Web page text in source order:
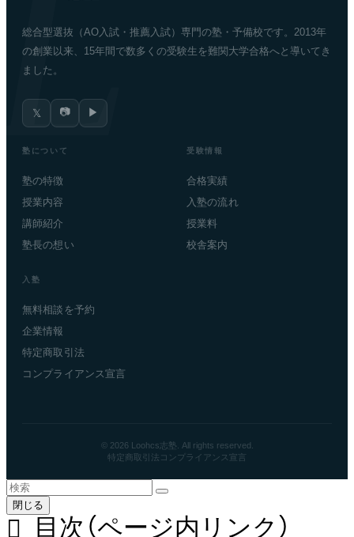
総合型選抜（AO入試・推薦入試）専門の塾・予備校です。2013年
の創業以来、15年間で数多くの受験生を難関大学合格へと導いてき
ました。
𝕏 📷 ▶
塾について
塾の特徴
授業内容
講師紹介
塾長の想い
受験情報
合格実績
入塾の流れ
授業料
校舎案内
入塾
無料相談を予約
企業情報
特定商取引法
コンプライアンス宣言
© 2026 Loohcs志塾. All rights reserved.
特定商取引法 コンプライアンス宣言
閉じる
目次（ページ内リンク）